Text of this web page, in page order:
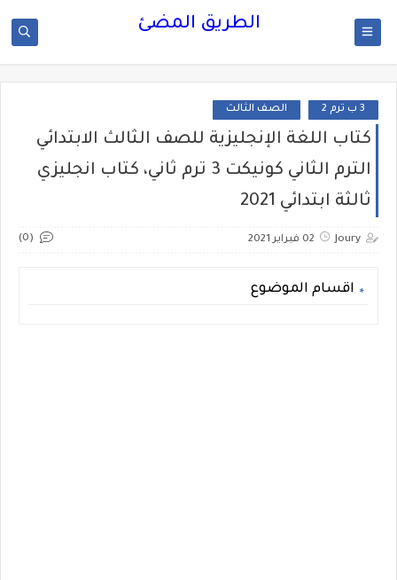
الطريق المضئ
3 ب ترم 2 الصف الثالث
كتاب اللغة الإنجليزية للصف الثالث الابتدائي
الترم الثاني كونيكت 3 ترم ثاني، كتاب انجليزي
ثالثة ابتدائي 2021
Joury 02 فبراير 2021 (0)
اقسام الموضوع